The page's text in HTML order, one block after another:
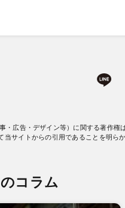
・広告・デザイン等）に関する著作
当サイトからの引用であることを明
コラム